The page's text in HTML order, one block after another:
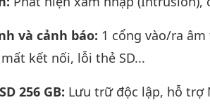
và cảnh báo: 1 cổng vào/ra
kết nối, lỗi thẻ SD...
256 GB: Lưu trữ độc lập, hỗ trợ